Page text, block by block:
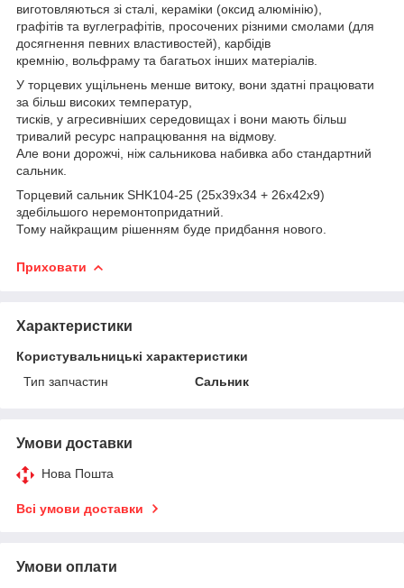
виготовляються зі сталі, кераміки (оксид алюмінію),
графітів та вуглеграфітів, просочених різними смолами (для
досягнення певних властивостей), карбідів
кремнію, вольфраму та багатьох інших матеріалів.
У торцевих ущільнень менше витоку, вони здатні працювати
за більш високих температур,
тисків, у агресивніших середовищах і вони мають більш
тривалий ресурс напрацювання на відмову.
Але вони дорожчі, ніж сальникова набивка або стандартний
сальник.
Торцевий сальник SHK104-25 (25x39x34 + 26х42х9)
здебільшого неремонтопридатний.
Тому найкращим рішенням буде придбання нового.
Приховати
Характеристики
Користувальницькі характеристики
Тип запчастин
Сальник
Умови доставки
Нова Пошта
Всі умови доставки
Умови оплати